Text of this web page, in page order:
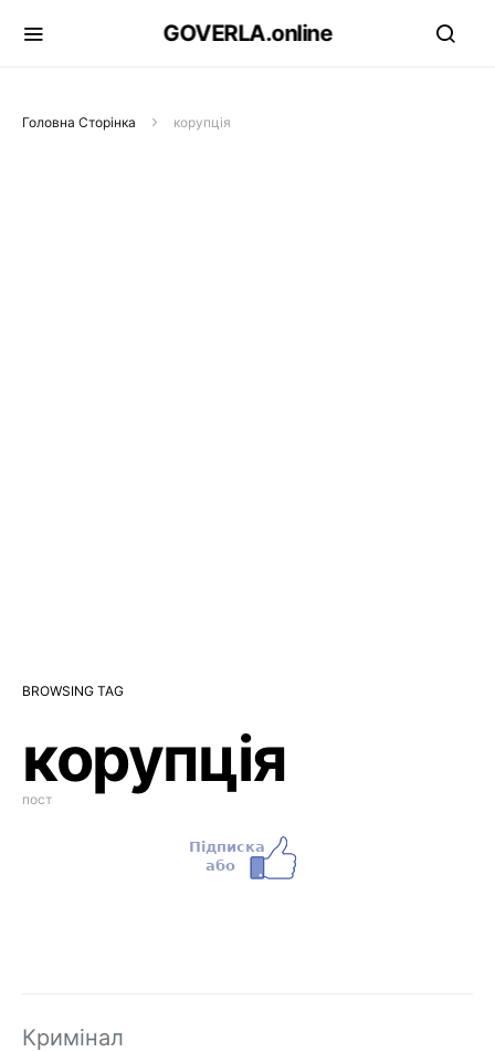
GOVERLA.online
Головна Сторінка корупція
BROWSING TAG
корупція
пост
Кримінал